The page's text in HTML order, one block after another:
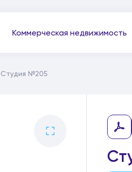
Коммерческая недвижимость
Студия №205